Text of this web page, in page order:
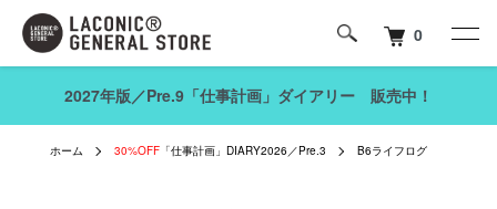
0
2027年版／Pre.9「仕事計画」ダイアリー 販売中！
ホーム 30%OFF 「仕事計画」DIARY2026／Pre.3 B6ライフログ